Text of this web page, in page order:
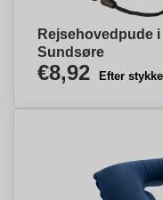
Rejsehovedpude
Sundsøre
€8,92 Efter